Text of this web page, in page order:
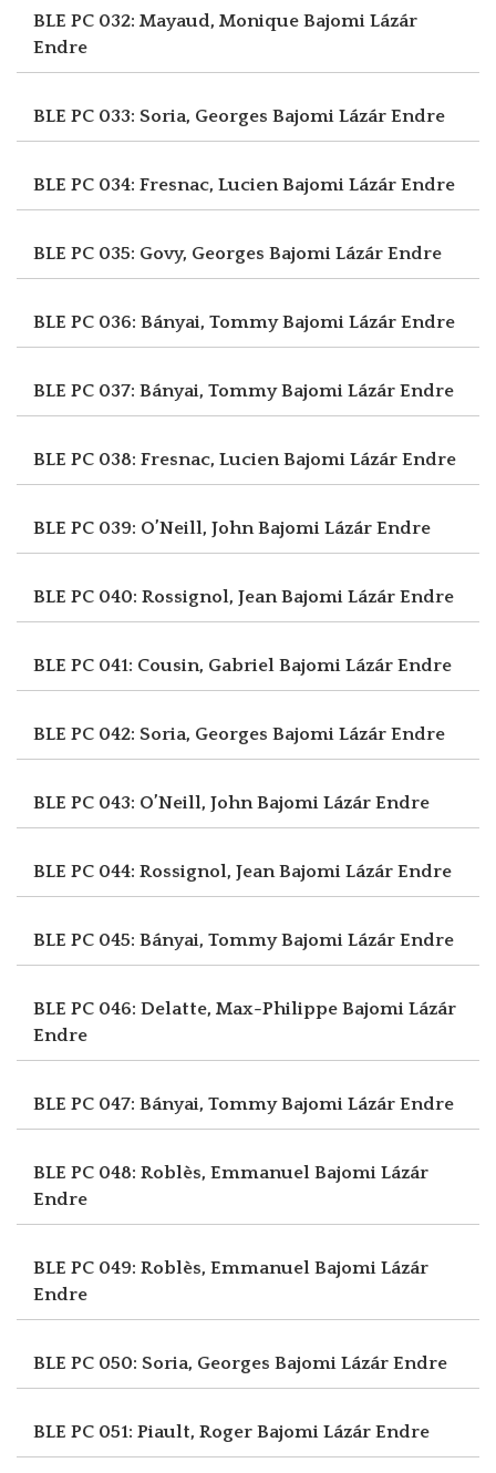
BLE PC 032: Mayaud, Monique Bajomi Lázár
Endre
BLE PC 033: Soria, Georges Bajomi Lázár Endre
BLE PC 034: Fresnac, LucienBajomi Lázár Endre
BLE PC 035: Govy, Georges Bajomi Lázár Endre
BLE PC 036: Bányai, TommyBajomi Lázár Endre
BLE PC 037: Bányai, TommyBajomi Lázár Endre
BLE PC 038: Fresnac, LucienBajomi Lázár Endre
BLE PC 039: O’Neill, JohnBajomi Lázár Endre
BLE PC 040: Rossignol, JeanBajomi Lázár Endre
BLE PC 041: Cousin, Gabriel Bajomi Lázár Endre
BLE PC 042: Soria, Georges Bajomi Lázár Endre
BLE PC 043: O’Neill, JohnBajomi Lázár Endre
BLE PC 044: Rossignol, JeanBajomi Lázár Endre
BLE PC 045: Bányai, TommyBajomi Lázár Endre
BLE PC 046: Delatte, Max-Philippe Bajomi Lázár
Endre
BLE PC 047: Bányai, TommyBajomi Lázár Endre
BLE PC 048: Roblès, Emmanuel Bajomi Lázár
Endre
BLE PC 049: Roblès, Emmanuel Bajomi Lázár
Endre
BLE PC 050: Soria, Georges Bajomi Lázár Endre
BLE PC 051: Piault, Roger Bajomi Lázár Endre